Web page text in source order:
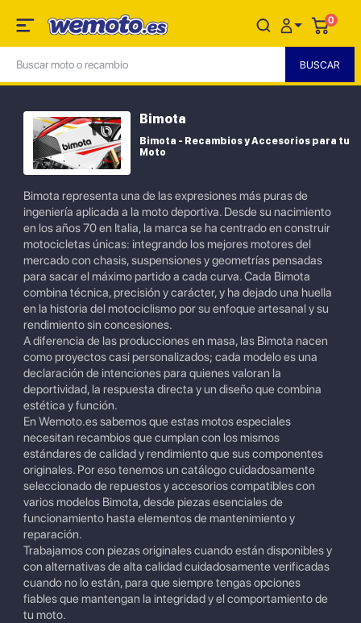
0
Bimota
Bimota - Recambios y Accesorios para tu
Moto
Bimota representa una de las expresiones más puras de
ingeniería aplicada a la moto deportiva. Desde su nacimiento
en los años 70 en Italia, la marca se ha centrado en construir
motocicletas únicas: integrando los mejores motores del
mercado con chasis, suspensiones y geometrías pensadas
para sacar el máximo partido a cada curva. Cada Bimota
combina técnica, precisión y carácter, y ha dejado una huella
en la historia del motociclismo por su enfoque artesanal y su
rendimiento sin concesiones.
A diferencia de las producciones en masa, las Bimota nacen
como proyectos casi personalizados; cada modelo es una
declaración de intenciones para quienes valoran la
deportividad, la respuesta directa y un diseño que combina
estética y función.
En Wemoto.es sabemos que estas motos especiales
necesitan recambios que cumplan con los mismos
estándares de calidad y rendimiento que sus componentes
originales. Por eso tenemos un catálogo cuidadosamente
seleccionado de repuestos y accesorios compatibles con
varios modelos Bimota, desde piezas esenciales de
funcionamiento hasta elementos de mantenimiento y
reparación.
Trabajamos con piezas originales cuando están disponibles y
con alternativas de alta calidad cuidadosamente verificadas
cuando no lo están, para que siempre tengas opciones
fiables que mantengan la integridad y el comportamiento de
tu moto.